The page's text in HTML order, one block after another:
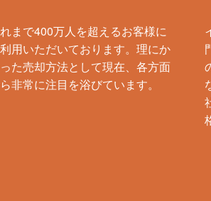
まで400万人を超えるお客様に
用いただいております。理にか
た売却方法として現在、各方面
非常に注目を浴びています。